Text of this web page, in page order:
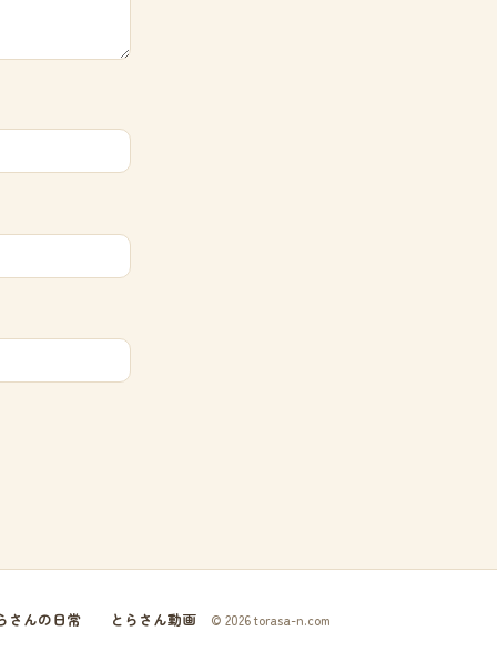
さんの日常 とらさん動画 © 2026 torasa-n.com